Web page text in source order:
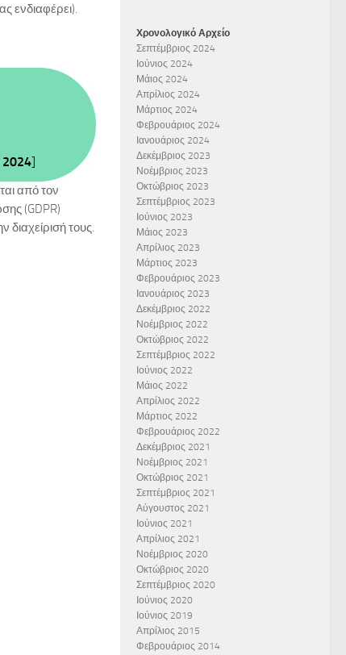
ενδιαφέρει).
]
από τον
(GDPR)
διαχείρισή τους.
Χρονολογικό Αρχείο
Σεπτέμβριος 2024
Ιούνιος 2024
Μάιος 2024
Απρίλιος 2024
Μάρτιος 2024
Φεβρουάριος 2024
Ιανουάριος 2024
Δεκέμβριος 2023
Νοέμβριος 2023
Οκτώβριος 2023
Σεπτέμβριος 2023
Ιούνιος 2023
Μάιος 2023
Απρίλιος 2023
Μάρτιος 2023
Φεβρουάριος 2023
Ιανουάριος 2023
Δεκέμβριος 2022
Νοέμβριος 2022
Οκτώβριος 2022
Σεπτέμβριος 2022
Ιούνιος 2022
Μάιος 2022
Απρίλιος 2022
Μάρτιος 2022
Φεβρουάριος 2022
Δεκέμβριος 2021
Νοέμβριος 2021
Οκτώβριος 2021
Σεπτέμβριος 2021
Αύγουστος 2021
Ιούνιος 2021
Απρίλιος 2021
Νοέμβριος 2020
Οκτώβριος 2020
Σεπτέμβριος 2020
Ιούνιος 2020
Ιούνιος 2019
Απρίλιος 2015
Φεβρουάριος 2014